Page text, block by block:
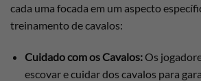
cada uma focada em um aspecto
treinamento de cavalos:
Cuidado com os Cavalos:Os
escovar e cuidar dos cavalos para